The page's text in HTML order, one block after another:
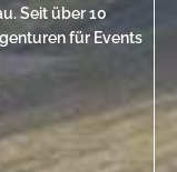
Seit über 10
für Events